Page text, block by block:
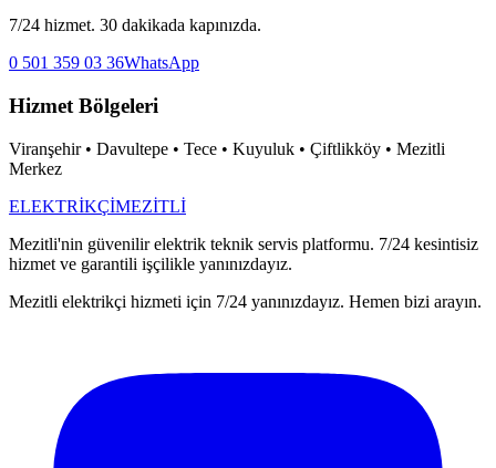
7/24 hizmet. 30 dakikada kapınızda.
0 501 359 03 36WhatsApp
Hizmet Bölgeleri
Viranşehir • Davultepe • Tece • Kuyuluk • Çiftlikköy • Mezitli
Merkez
ELEKTRİKÇİMEZİTLİ
Mezitli'nin güvenilir elektrik teknik servis platformu. 7/24 kesintisiz
hizmet ve garantili işçilikle yanınızdayız.
Mezitli elektrikçi hizmeti için 7/24 yanınızdayız. Hemen bizi arayın.